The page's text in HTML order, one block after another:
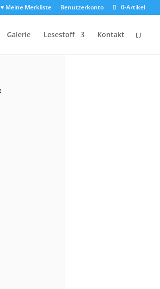
♥ Meine Merkliste Benutzerkonto 0-Artikel
Galerie Lesestoff Kontakt